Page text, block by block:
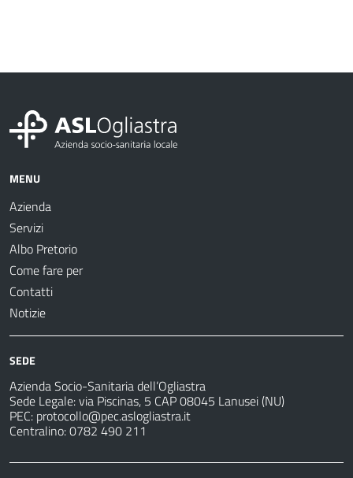
MENU
Azienda
Servizi
Albo Pretorio
Come fare per
Contatti
Notizie
SEDE
Azienda Socio-Sanitaria dell’Ogliastra
Sede Legale: via Piscinas, 5 CAP 08045 Lanusei (NU)
PEC: protocollo@pec.aslogliastra.it
Centralino: 0782 490 211